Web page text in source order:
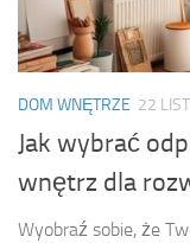
DOM WNĘTRZE 22
Jak wybrać
wnętrz dla
Wyobraź sobie, że